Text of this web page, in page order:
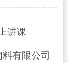
讲课
有限公司